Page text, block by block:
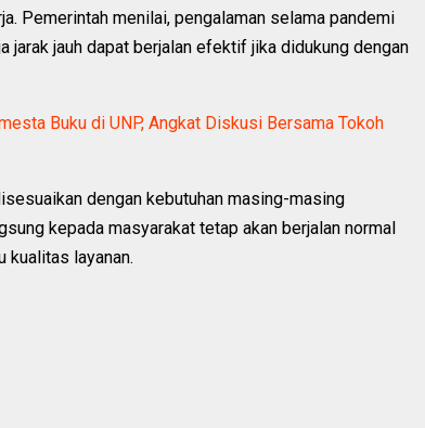
Pemerintah menilai, pengalaman selama pandemi
jauh dapat berjalan efektif jika didukung dengan
Buku di UNP, Angkat Diskusi Bersama Tokoh
dengan kebutuhan masing-masing
kepada masyarakat tetap akan berjalan normal
kualitas layanan.